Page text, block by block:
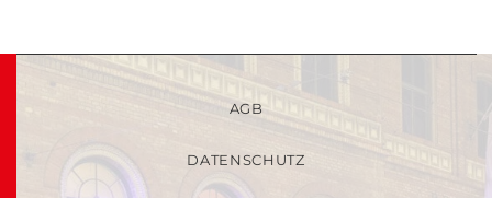
AGB
DATENSCHUTZ